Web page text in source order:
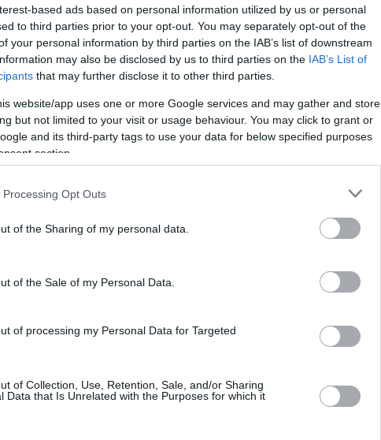
based ads based on personal information utilized by us or personal
to third parties prior to your opt-out. You may separately opt-out of the
your personal information by third parties on the IAB’s list of downstream
may also be disclosed by us to third parties on the IAB’s List of
that may further disclose it to other third parties.
website/app uses one or more Google services and may gather and store
but not limited to your visit or usage behaviour. You may click to grant or
and its third-party tags to use your data for below specified purposes
section.
Opt Outs
of the Sharing of my personal data.
of the Sale of my Personal Data.
of processing my Personal Data for Targeted
of Collection, Use, Retention, Sale, and/or Sharing
Data that Is Unrelated with the Purposes for which it